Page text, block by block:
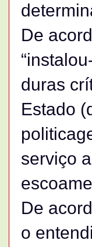
De
duras
Estado
serviço
De
o